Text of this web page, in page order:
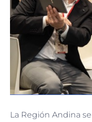
La Región Andina